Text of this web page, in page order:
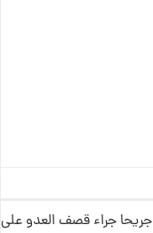
الدفاع المدني في غزة: 8 شهداء وأكثر من 15 جريحا جراء قصف العدو على